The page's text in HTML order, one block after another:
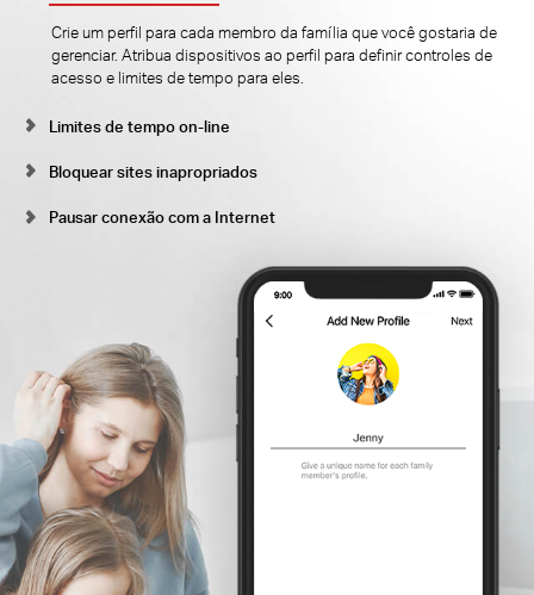
Crie um perfil para cada membro da família que você gostaria de
gerenciar. Atribua dispositivos ao perfil para definir controles de
acesso e limites de tempo para eles.
Limites de tempo on-line
Bloquear sites inapropriados
Pausar conexão com a Internet